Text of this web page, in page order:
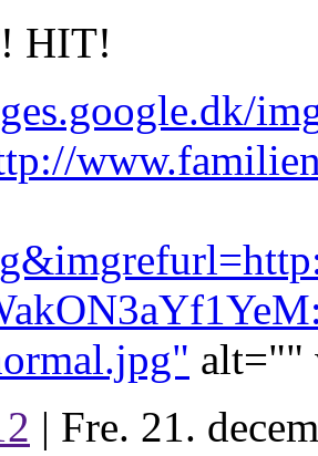
HIT!
alt=""
| Fre. 21.